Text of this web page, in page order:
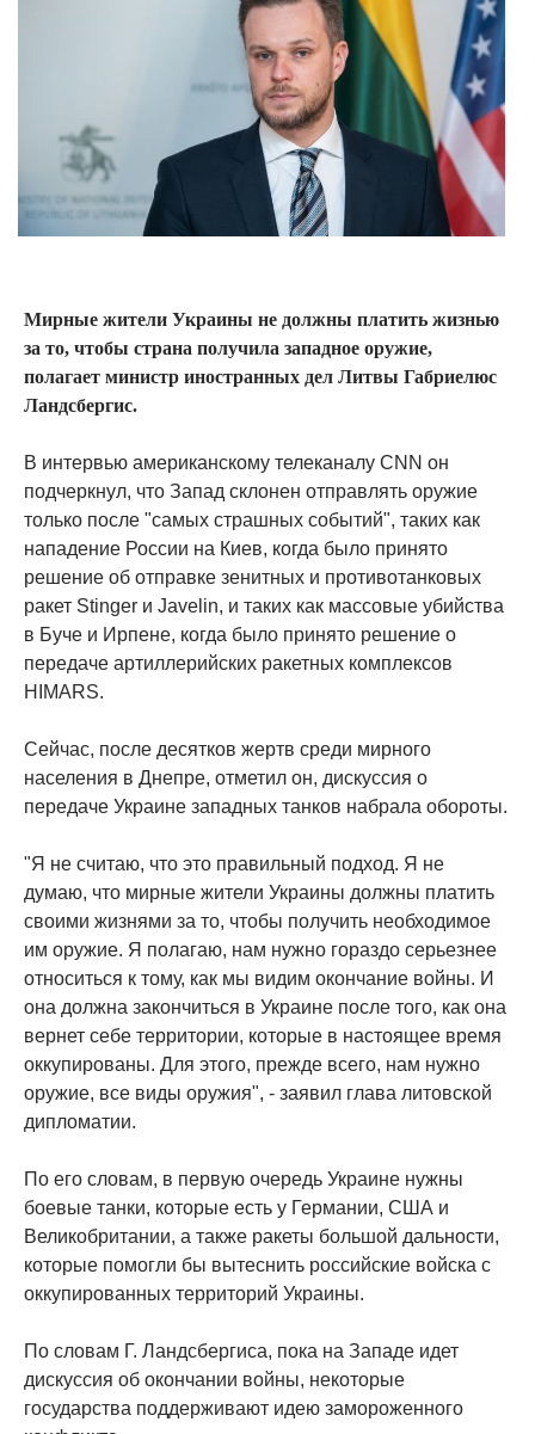
Мирные жители Украины не должны платить жизнью
за то, чтобы страна получила западное оружие,
полагает министр иностранных дел Литвы Габриелюс
Ландсбергис.
В интервью американскому телеканалу CNN он
подчеркнул, что Запад склонен отправлять оружие
только после "самых страшных событий", таких как
нападение России на Киев, когда было принято
решение об отправке зенитных и противотанковых
ракет Stinger и Javelin, и таких как массовые убийства
в Буче и Ирпене, когда было принято решение о
передаче артиллерийских ракетных комплексов
HIMARS.
Сейчас, после десятков жертв среди мирного
населения в Днепре, отметил он, дискуссия о
передаче Украине западных танков набрала обороты.
"Я не считаю, что это правильный подход. Я не
думаю, что мирные жители Украины должны платить
своими жизнями за то, чтобы получить необходимое
им оружие. Я полагаю, нам нужно гораздо серьезнее
относиться к тому, как мы видим окончание войны. И
она должна закончиться в Украине после того, как она
вернет себе территории, которые в настоящее время
оккупированы. Для этого, прежде всего, нам нужно
оружие, все виды оружия", - заявил глава литовской
дипломатии.
По его словам, в первую очередь Украине нужны
боевые танки, которые есть у Германии, США и
Великобритании, а также ракеты большой дальности,
которые помогли бы вытеснить российские войска с
оккупированных территорий Украины.
По словам Г. Ландсбергиса, пока на Западе идет
дискуссия об окончании войны, некоторые
государства поддерживают идею замороженного